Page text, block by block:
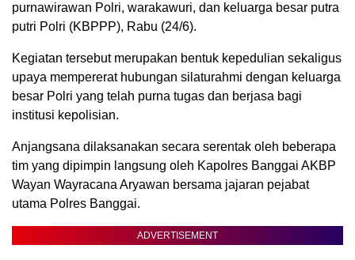
purnawirawan Polri, warakawuri, dan keluarga besar putra
putri Polri (KBPPP), Rabu (24/6).
Kegiatan tersebut merupakan bentuk kepedulian sekaligus
upaya mempererat hubungan silaturahmi dengan keluarga
besar Polri yang telah purna tugas dan berjasa bagi
institusi kepolisian.
Anjangsana dilaksanakan secara serentak oleh beberapa
tim yang dipimpin langsung oleh Kapolres Banggai AKBP
Wayan Wayracana Aryawan bersama jajaran pejabat
utama Polres Banggai.
ADVERTISEMENT